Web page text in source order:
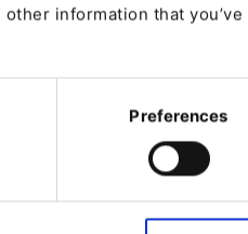
information that
Preferences
Sie auch zu
dass die Mehrheit
Anstatt einen
suchen und
. Das ist tatsächlich das,